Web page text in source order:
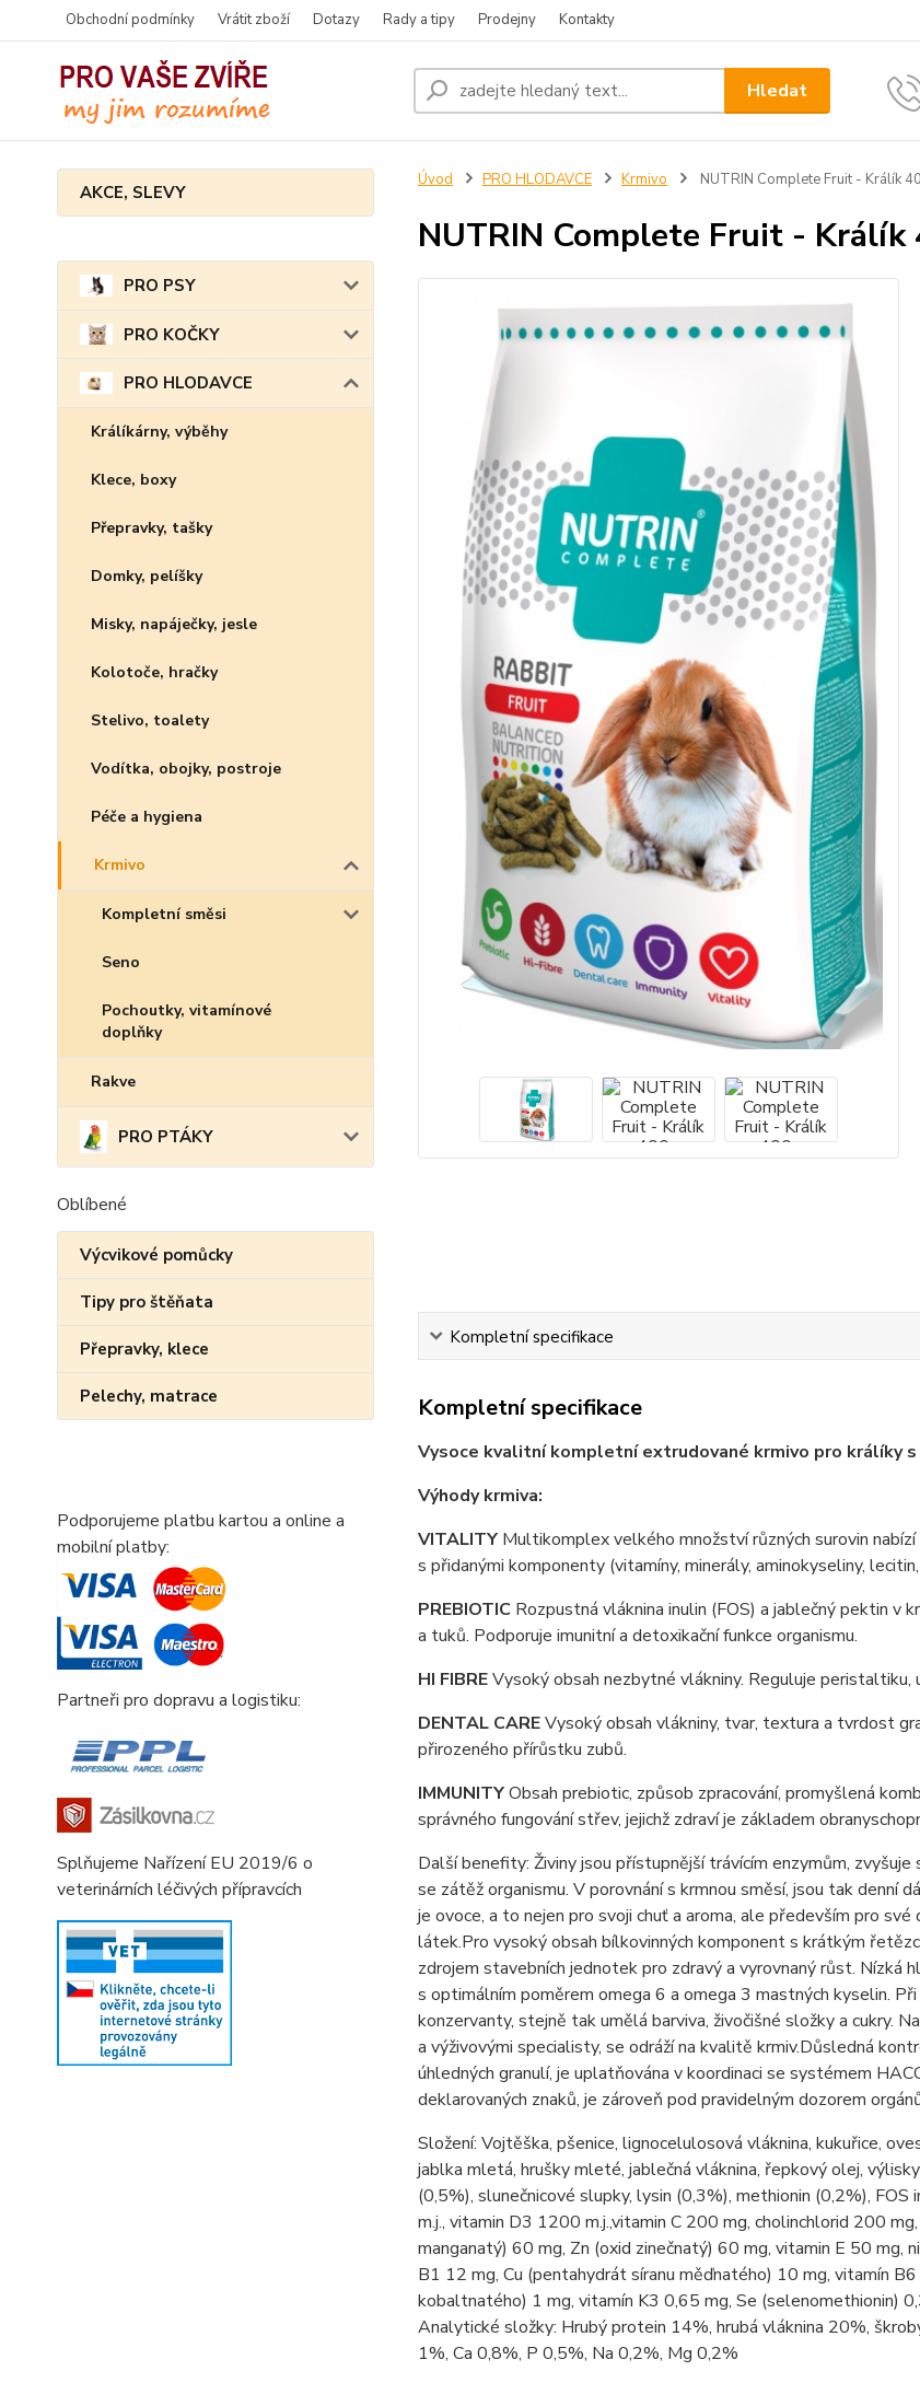
Obchodní podmínky Vrátit zboží Dotazy Rady a tipy Prodejny Kontakty
Hledat
AKCE, SLEVY
PRO PSY
PRO KOČKY
PRO HLODAVCE
Králíkárny, výběhy
Klece, boxy
Přepravky, tašky
Domky, pelíšky
Misky, napáječky, jesle
Kolotoče, hračky
Stelivo, toalety
Vodítka, obojky, postroje
Péče a hygiena
Krmivo
Kompletní směsi
Seno
Pochoutky, vitamínové
doplňky
Rakve
PRO PTÁKY
Oblíbené
Výcvikové pomůcky
Tipy pro štěňata
Přepravky, klece
Pelechy, matrace
Podporujeme platbu kartou a online a
mobilní platby:
Partneři pro dopravu a logistiku:
Splňujeme Nařízení EU 2019/6 o
veterinárních léčivých přípravcích
Úvod PRO HLODAVCE Krmivo NUTRIN Complete Fruit - Králík
NUTRIN Complete Fruit - Králík
Kompletní specifikace
Kompletní specifikace
Vysoce kvalitní kompletní extrudované krmivo pro králíky s
Výhody krmiva:
VITALITY Multikomplex velkého množství různých surovin
s přidanými komponenty (vitamíny, minerály, aminokyseliny,
PREBIOTIC Rozpustná vláknina inulin (FOS) a jablečný pektin v
a tuků. Podporuje imunitní a detoxikační funkce organismu.
HI FIBREVysoký obsah nezbytné vlákniny. Reguluje
DENTAL CAREVysoký obsah vlákniny, tvar, textura a tvrdost
přirozeného přírůstku zubů.
IMMUNITYObsah prebiotic, způsob zpracování, promyšlená
správného fungování střev, jejichž zdraví je základem
Další benefity: Živiny jsou přístupnější trávícím enzymům,
se zátěž organismu. V porovnání s krmnou směsí, jsou tak denní
je ovoce, a to nejen pro svoji chuť a aroma, ale především pro své
látek.Pro vysoký obsah bílkovinných komponent s krátkým
zdrojem stavebních jednotek pro zdravý a vyrovnaný růst. Nízká
s optimálním poměrem omega 6 a omega 3 mastných kyselin.
konzervanty, stejně tak umělá barviva, živočišné složky a cukry.
a výživovými specialisty, se odráží na kvalitě krmiv.Důsledná
úhledných granulí, je uplatňována v koordinaci se systémem
deklarovaných znaků, je zároveň pod pravidelným dozorem
Složení: Vojtěška, pšenice, lignocelulosová vláknina, kukuřice,
jablka mletá, hrušky mleté, jablečná vláknina, řepkový olej,
(0,5%), slunečnicové slupky, lysin (0,3%), methionin (0,2%),
m.j., vitamin D3 1200 m.j.,vitamin C 200 mg, cholinchlorid 200
manganatý) 60 mg, Zn (oxid zinečnatý) 60 mg, vitamin E 50 mg,
B1 12 mg, Cu (pentahydrát síranu měďnatého) 10 mg, vitamín
kobaltnatého) 1 mg, vitamín K3 0,65 mg, Se (selenomethionin)
Analytické složky: Hrubý protein 14%, hrubá vláknina 20%,
1%, Ca 0,8%, P 0,5%, Na 0,2%, Mg 0,2%